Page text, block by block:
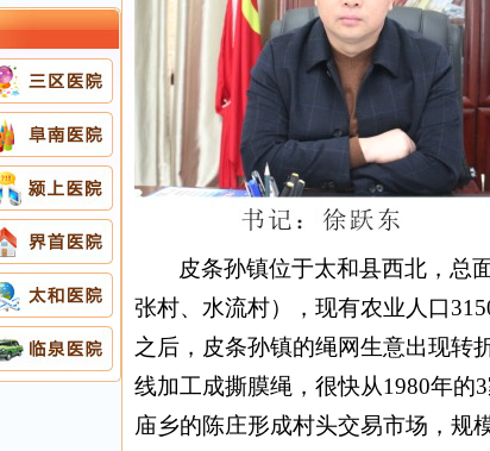
皮条孙镇位于太和县西北，总
张村、水流村），现有农业人口
之后，皮条孙镇的绳网生意出现转
线加工成撕膜绳，很快从1980年的
庙乡的陈庄形成村头交易市场，规